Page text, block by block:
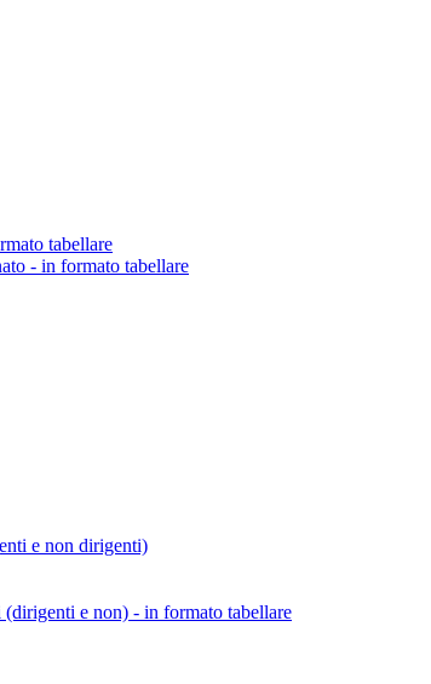
tabellare
- in formato tabellare
e non dirigenti)
e non) - in formato tabellare